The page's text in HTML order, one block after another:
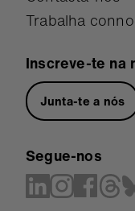
Trabalha
Inscreve-te na
Junta-te a nós
Segue-nos